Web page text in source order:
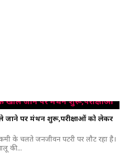
जाने पर मंथन शुरू,परीक्षाओं को लेकर
के चलते जनजीवन पटरी पर लौट रहा है।
की...